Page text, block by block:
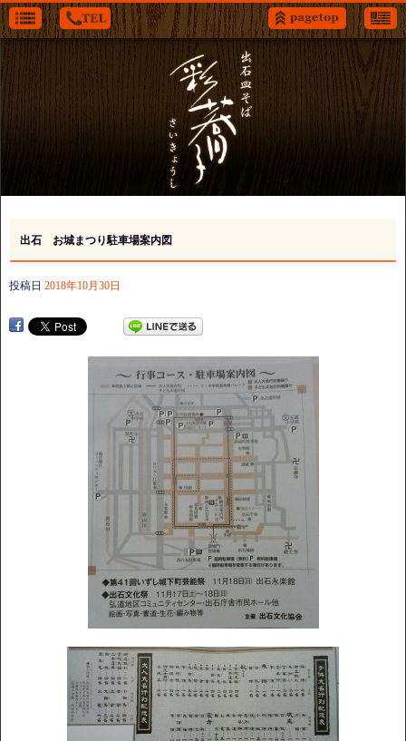
出石 お城まつり駐車場案内図
投稿日 2018年10月30日